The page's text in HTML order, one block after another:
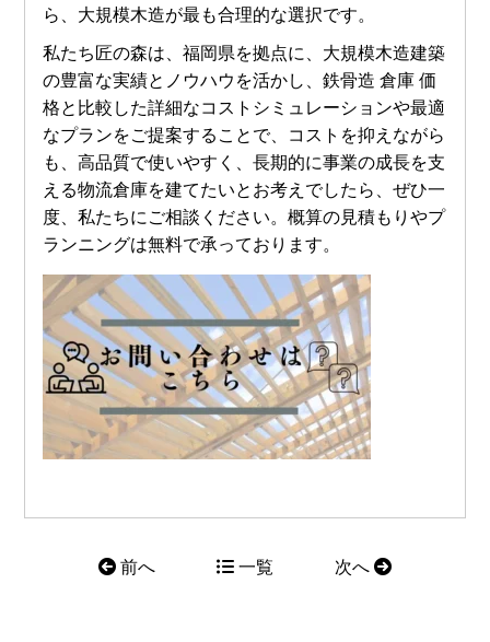
ら、大規模木造が最も合理的な選択です。
私たち匠の森は、福岡県を拠点に、大規模木造建築
の豊富な実績とノウハウを活かし、鉄骨造 倉庫 価
格と比較した詳細なコストシミュレーションや最適
なプランをご提案することで、コストを抑えながら
も、高品質で使いやすく、長期的に事業の成長を支
える物流倉庫を建てたいとお考えでしたら、ぜひ一
度、私たちにご相談ください。概算の見積もりやプ
ランニングは無料で承っております。
前へ 一覧 次へ